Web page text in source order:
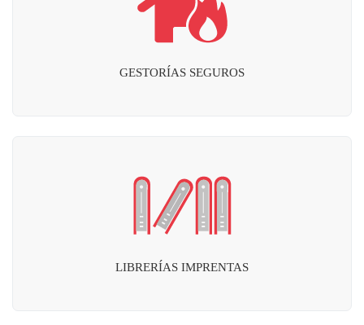
GESTORÍAS SEGUROS
LIBRERÍAS IMPRENTAS